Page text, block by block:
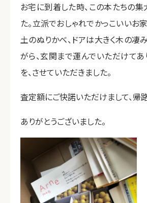
お宅に到着した時、この本たちの
た。立派でおしゃれでかっこいいお
土のぬりかべ、ドアは大きく木の凄
がら、玄関まで運んでいただけて
を、させていただきました。
査定額にご快諾いただけまして、帰
ありがとうございました。